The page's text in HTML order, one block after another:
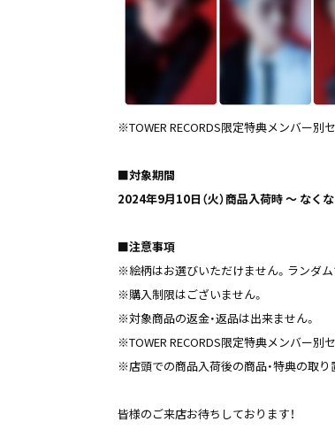
※TOWER RECORDS限定特典メンバー別
■対象期間
2024年9月10日（火）商品入荷時 ～ なく
■注意事項
※絵柄はお選びいただけません。ランダム
※購入制限はございません。
※対象商品の返金・返品は出来ません。
※TOWER RECORDS限定特典メンバー別
※店頭での商品入荷後の商品・特典の取り
皆様のご来店お待ちしております！